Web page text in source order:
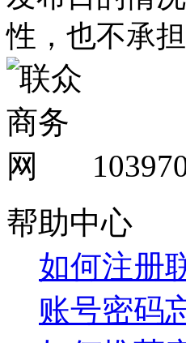
性，也不承
帮助中心
如何注册
账号密码